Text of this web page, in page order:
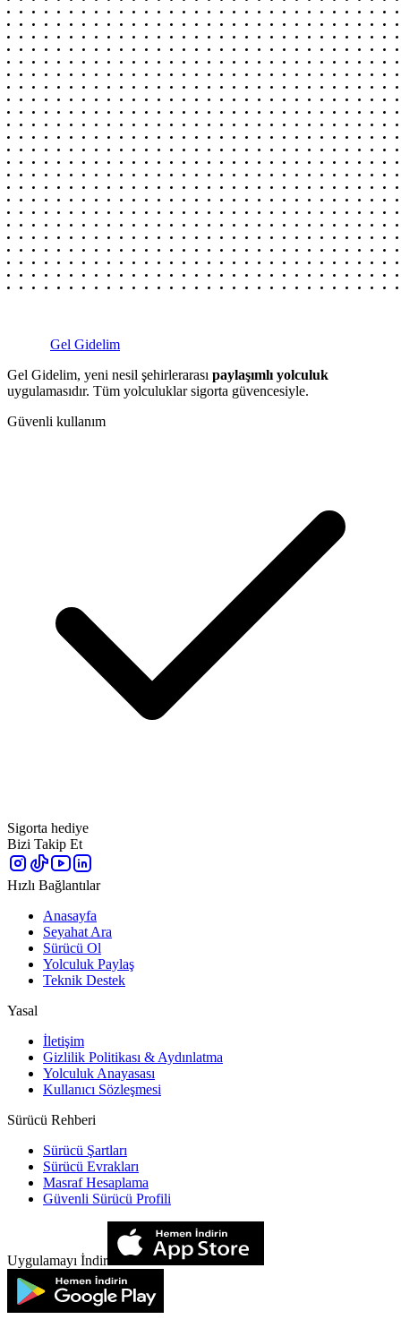
Gel Gidelim
Gel Gidelim, yeni nesil şehirlerarası paylaşımlı yolculuk
uygulamasıdır. Tüm yolculuklar sigorta güvencesiyle.
Güvenli kullanım
Sigorta hediye
Bizi Takip Et
Hızlı Bağlantılar
Anasayfa
Seyahat Ara
Sürücü Ol
Yolculuk Paylaş
Teknik Destek
Yasal
İletişim
Gizlilik Politikası & Aydınlatma
Yolculuk Anayasası
Kullanıcı Sözleşmesi
Sürücü Rehberi
Sürücü Şartları
Sürücü Evrakları
Masraf Hesaplama
Güvenli Sürücü Profili
Uygulamayı İndir